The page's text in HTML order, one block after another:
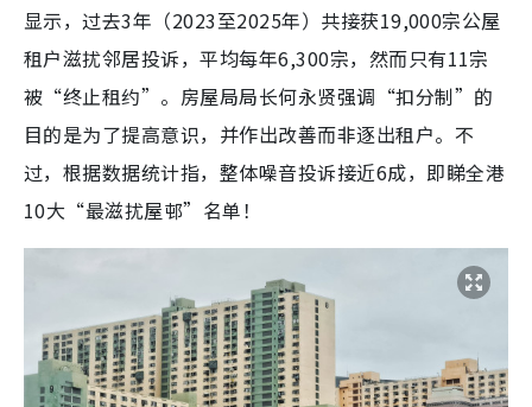
显示，过去3年（2023至2025年）共接获19,000宗公屋
租户滋扰邻居投诉，平均每年6,300宗，然而只有11宗
被“终止租约”。房屋局局长何永贤强调“扣分制”的
目的是为了提高意识，并作出改善而非逐出租户。不
过，根据数据统计指，整体噪音投诉接近6成，即睇全港
10大“最滋扰屋邨”名单！